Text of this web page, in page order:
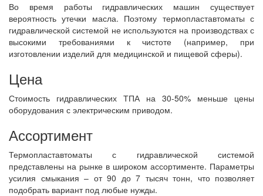
Во время работы гидравлических машин существует
вероятность утечки масла. Поэтому термопластавтоматы с
гидравлической системой не используются на производствах с
высокими требованиями к чистоте (например, при
изготовлении изделий для медицинской и пищевой сферы).
Цена
Стоимость гидравлических ТПА на 30-50% меньше цены
оборудования с электрическим приводом.
Ассортимент
Термопластавтоматы с гидравлической системой
представлены на рынке в широком ассортименте. Параметры
усилия смыкания – от 90 до 7 тысяч тонн, что позволяет
подобрать вариант под любые нужды.